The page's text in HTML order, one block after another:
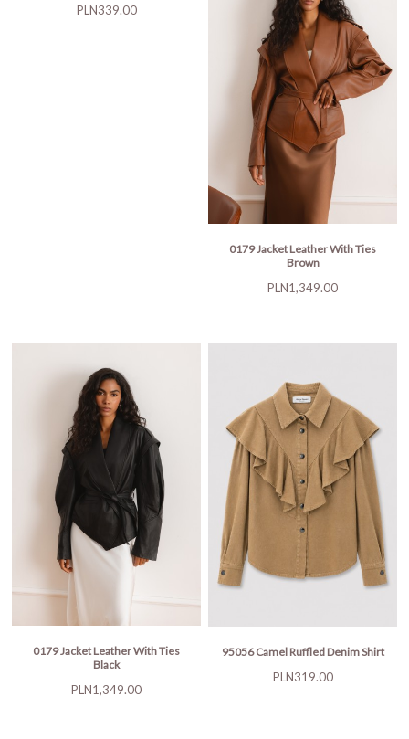
Price
PLN339.00
0179 Jacket Leather With Ties
Brown
Price
PLN1,349.00
0179 Jacket Leather With Ties
Black
Price
PLN1,349.00
95056 Camel Ruffled Denim Shirt
Price
PLN319.00